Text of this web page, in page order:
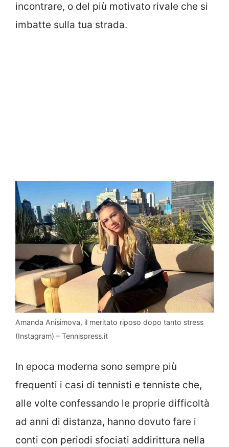
incontrare, o del più motivato rivale che si
imbatte sulla tua strada.
Amanda Anisimova, il meritato riposo dopo tanto stress
(Instagram) – Tennispress.it
In epoca moderna sono sempre più
frequenti i casi di tennisti e tenniste che,
alle volte confessando le proprie difficoltà
ad anni di distanza, hanno dovuto fare i
conti con periodi sfociati addirittura nella